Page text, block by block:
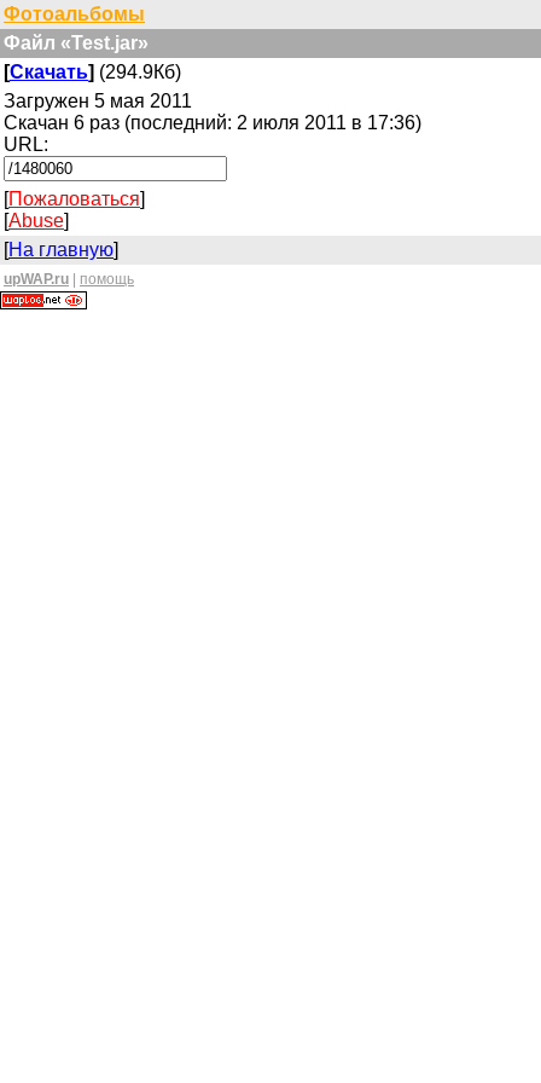
Фотоальбомы
Файл «Test.jar»
[Скачать] (294.9Кб)
Загружен 5 мая 2011
Скачан 6 раз (последний: 2 июля 2011 в 17:36)
URL:
[Пожаловаться]
[Abuse]
[На главную]
upWAP.ru помощь